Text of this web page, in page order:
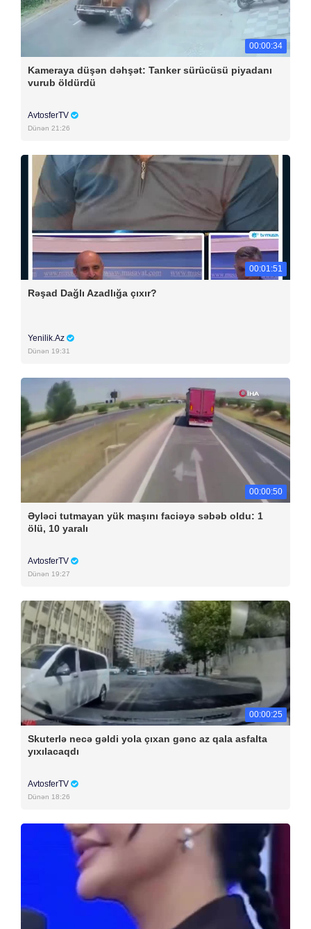
00:00:34
Kameraya düşən dəhşət: Tanker sürücüsü piyadanı
vurub öldürdü
AvtosferTV
Dünən 21:26
00:01:51
Rəşad Dağlı Azadlığa çıxır?
Yenilik.Az
Dünən 19:31
00:00:50
Əyləci tutmayan yük maşını faciəyə səbəb oldu: 1
ölü, 10 yaralı
AvtosferTV
Dünən 19:27
00:00:25
Skuterlə necə gəldi yola çıxan gənc az qala asfalta
yıxılacaqdı
AvtosferTV
Dünən 18:26